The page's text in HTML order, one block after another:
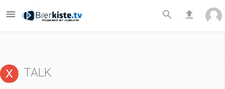
  
TALK